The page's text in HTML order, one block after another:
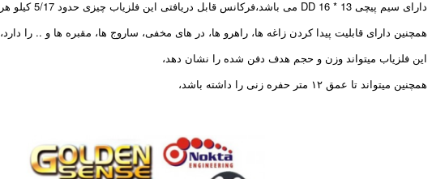
دارای سیم پیچی 13 * 16 DD می باشد،فرکانس قابل دریافتی این فلزیاب چیزی حدود 5/17 کیلو هرتز می باشد،
همچنین دارای قابلیت پیدا کردن زاغه ها، راهرو ها، در های مخفی، ساروج ها، مقبره ها و .. را دارد،
این فلزیاب میتواند وزن و حجم هدف دفن شده را نشان دهد،
همچنین میتواند تا عمق ۱۲ متر حفره زنی را داشته باشد،